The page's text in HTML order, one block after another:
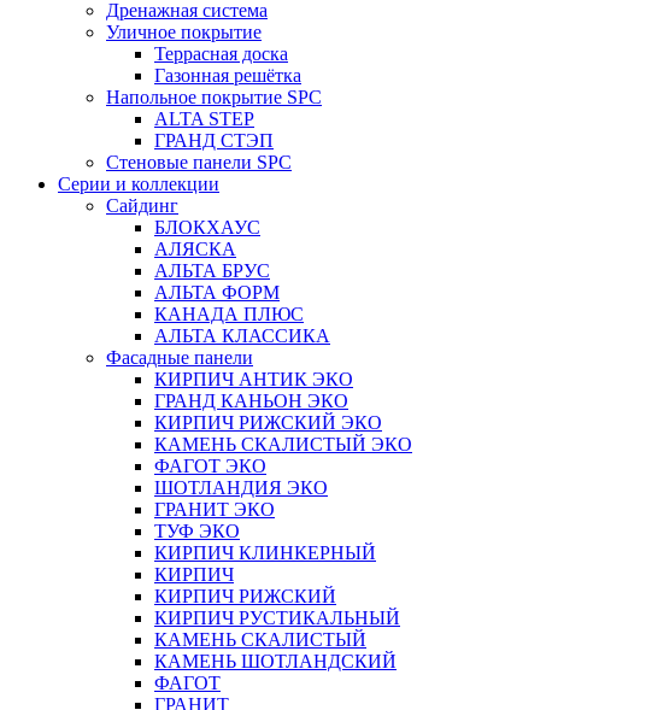
Дренажная система
Уличное покрытие
Террасная доска
Газонная решётка
Напольное покрытие SPC
ALTA STEP
ГРАНД СТЭП
Стеновые панели SPC
Серии и коллекции
Сайдинг
БЛОКХАУС
АЛЯСКА
АЛЬТА БРУС
АЛЬТА ФОРМ
КАНАДА ПЛЮС
АЛЬТА КЛАССИКА
Фасадные панели
КИРПИЧ АНТИК ЭКО
ГРАНД КАНЬОН ЭКО
КИРПИЧ РИЖСКИЙ ЭКО
КАМЕНЬ СКАЛИСТЫЙ ЭКО
ФАГОТ ЭКО
ШОТЛАНДИЯ ЭКО
ГРАНИТ ЭКО
ТУФ ЭКО
КИРПИЧ КЛИНКЕРНЫЙ
КИРПИЧ
КИРПИЧ РИЖСКИЙ
КИРПИЧ РУСТИКАЛЬНЫЙ
КАМЕНЬ СКАЛИСТЫЙ
КАМЕНЬ ШОТЛАНДСКИЙ
ФАГОТ
ГРАНИТ